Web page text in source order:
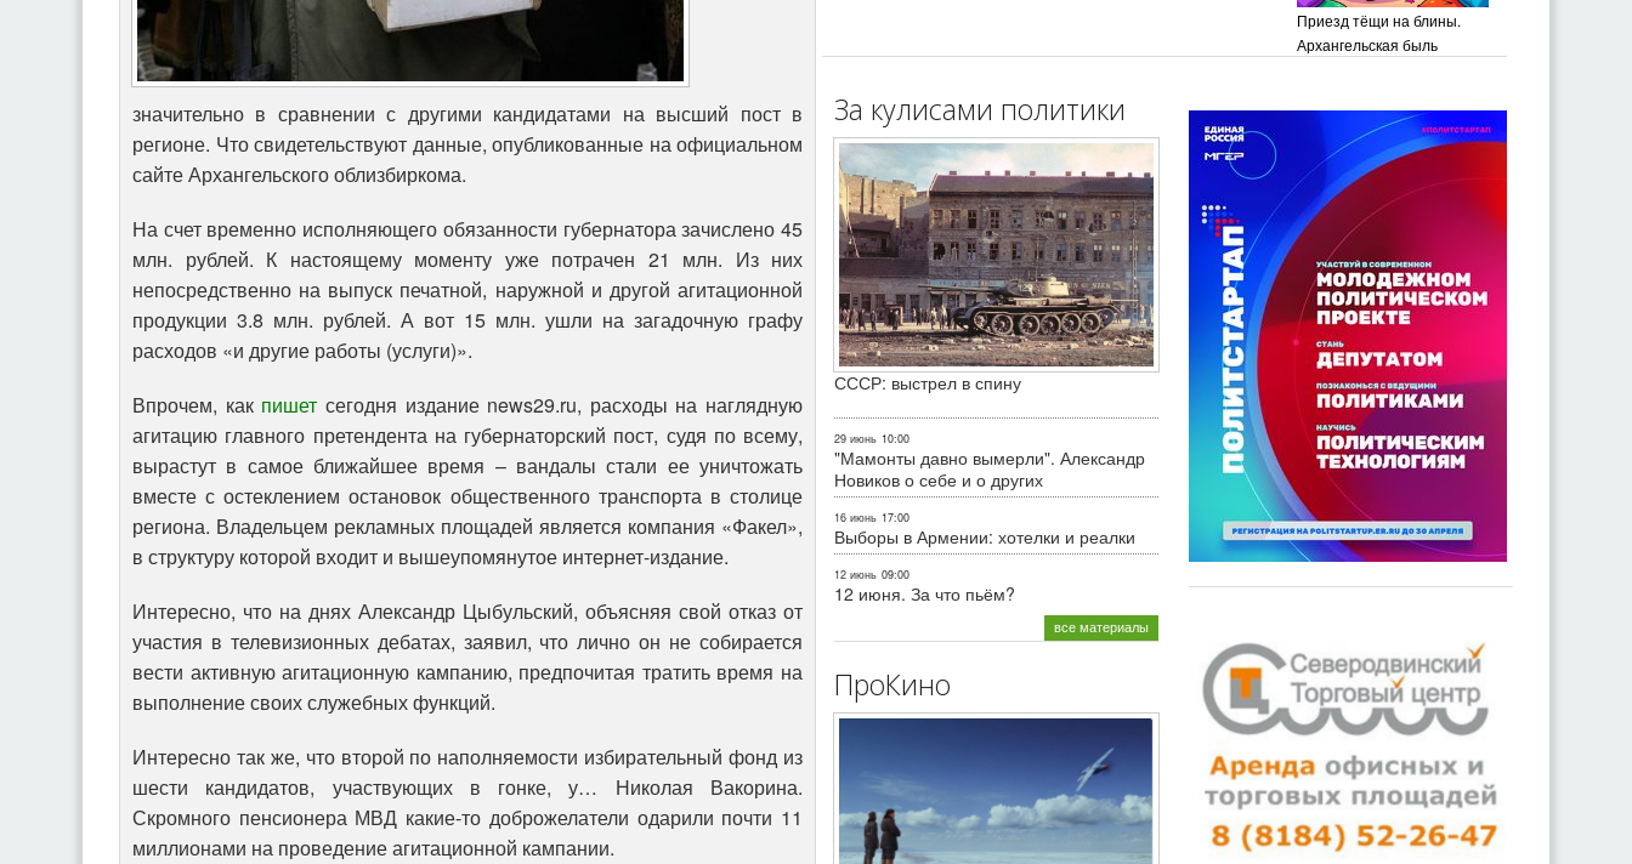
значительно в сравнении с другими кандидатами на высший пост в
регионе. Что свидетельствуют данные, опубликованные на официальном
сайте Архангельского облизбиркома.
На счет временно исполняющего обязанности губернатора зачислено 45
млн. рублей. К настоящему моменту уже потрачен 21 млн. Из них
непосредственно на выпуск печатной, наружной и другой агитационной
продукции 3.8 млн. рублей. А вот 15 млн. ушли на загадочную графу
расходов «и другие работы (услуги)».
Впрочем, как пишет сегодня издание news29.ru, расходы на наглядную
агитацию главного претендента на губернаторский пост, судя по всему,
вырастут в самое ближайшее время – вандалы стали ее уничтожать
вместе с остеклением остановок общественного транспорта в столице
региона. Владельцем рекламных площадей является компания «Факел»,
в структуру которой входит и вышеупомянутое интернет-издание.
Интересно, что на днях Александр Цыбульский, объясняя свой отказ от
участия в телевизионных дебатах, заявил, что лично он не собирается
вести активную агитационную кампанию, предпочитая тратить время на
выполнение своих служебных функций.
Интересно так же, что второй по наполняемости избирательный фонд из
шести кандидатов, участвующих в гонке, у… Николая Вакорина.
Скромного пенсионера МВД какие-то доброжелатели одарили почти 11
миллионами на проведение агитационной кампании.
Приезд тёщи на блины.
Архангельская быль
За кулисами политики
СССР: выстрел в спину
29 июнь 10:00
"Мамонты давно вымерли". Александр
Новиков о себе и о других
16 июнь 17:00
Выборы в Армении: хотелки и реалки
12 июнь 09:00
12 июня. За что пьём?
все материалы
ПроКино